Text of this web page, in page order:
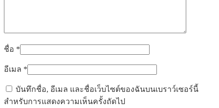
ชื่อ *
อีเมล *
บันทึกชื่อ, อีเมล และชื่อเว็บไซต์ของฉันบนเบราว์เซอร์นี้
สำหรับการแสดงความเห็นครั้งถัดไป